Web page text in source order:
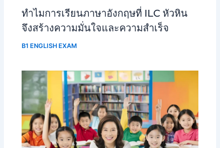
ทําไมการเรียนภาษาอังกฤษที่ ILC หัวหิน
จึงสร้างความมั่นใจและความสําเร็จ
B1 ENGLISH EXAM